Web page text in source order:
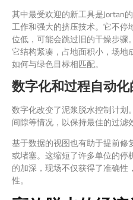
其中最受欢迎的新工具是Jortan的
工作和强大的挤压技术。它不停
位低，可能会跳过旧的干燥步骤
它结构紧凑，占地面积小，场地
如何与绿色目标相匹配。
数字化和过程自动
数字化改变了泥浆脱水控制计划
间隙等情况，以保持最佳的过滤
基于数据的视图也有助于提前修
或堵塞。这缩短了许多单位的
的加深，现场不仅获得了准确
性。